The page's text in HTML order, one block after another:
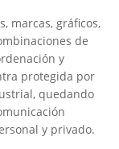
marcas, gráficos,
de
y
protegida por
quedando
y privado.